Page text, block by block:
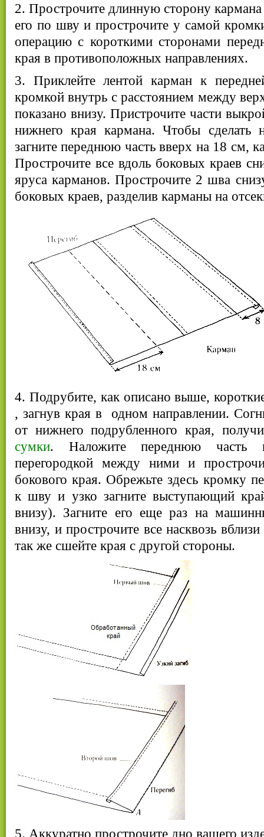
2. Прострочите длинную сторону кармана
его по шву и прострочите у самой
операцию с короткими сторонами
края в противоположных направлениях.
3. Приклейте лентой карман к
кромкой внутрь с расстоянием между
показано внизу. Пристрочите части
нижнего края кармана. Чтобы сделать
загните переднюю часть вверх на 18 см,
Прострочите все вдоль боковых краев
яруса карманов. Прострочите 2 шва
боковых краев, разделив карманы на
4. Подрубите, как описано выше,
, загнув края в одном направлении.
от нижнего подрубленного края,
сумки. Наложите переднюю
перегородкой между ними и
бокового края. Обрежьте здесь кромку
к шву и узко загните выступающий
внизу). Загните его еще раз на
внизу, и прострочите все насквозь
так же сшейте края с другой стороны.
5. Аккуратно прострочите дно вашего